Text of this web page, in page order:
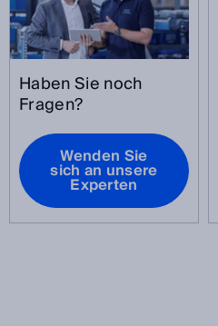
Haben Sie noch
Fragen?
Wenden Sie
sich an unsere
Experten